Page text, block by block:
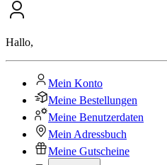
Hallo,
Mein Konto
Meine Bestellungen
Meine Benutzerdaten
Mein Adressbuch
Meine Gutscheine